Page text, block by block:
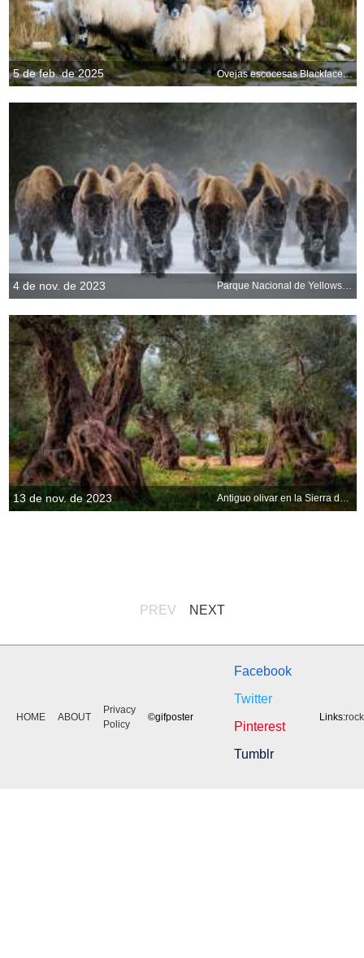
5 de feb. de 2025 Ovejas escocesas Blackface, Aberdeenshire, Escocia
4 de nov. de 2023 Parque Nacional de Yellowstone, Wyoming, EE.UU.
13 de nov. de 2023 Antiguo olivar en la Sierra de Tramontana, Mallorca, España
PREV NEXT
HOME ABOUT
Privacy
Policy
©gifposter
Facebook
Twitter
Pinterest
Tumblr
Links: